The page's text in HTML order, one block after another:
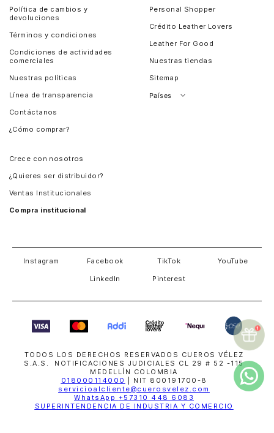
Política de cambios y
devoluciones
Términos y condiciones
Condiciones de actividades
comerciales
Nuestras políticas
Línea de transparencia
Contáctanos
¿Cómo comprar?
Personal Shopper
Crédito Leather Lovers
Leather For Good
Nuestras tiendas
Sitemap
Países
Crece con nosotros
¿Quieres ser distribuidor?
Ventas Institucionales
Compra institucional
Instagram Facebook TikTok YouTube
LinkedIn Pinterest
TODOS LOS DERECHOS RESERVADOS CUEROS VÉLEZ
S.A.S. NOTIFICACIONES JUDICIALES CL 29 # 52 -115
MEDELLÍN COLOMBIA
018000114000
| NIT 800191700-8
servicioalcliente@cuerosvelez.com
WhatsApp +57310 448 6083
SUPERINTENDENCIA DE INDUSTRIA Y COMERCIO